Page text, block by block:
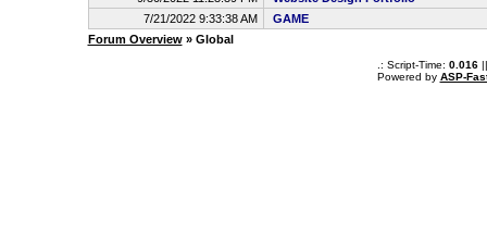
7/21/2022 9:33:38 AM
GAME
Forum Overview» Global
.: Script-Time: 0.016||
Powered by ASP-